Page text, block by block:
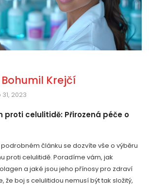
Bohumil Krejčí
2023
proti celulitidě: Přirozená péče o
článku se dozvíte vše o výběru
proti celulitidě. Poradíme vám, jak
a jaké jsou jeho přínosy pro zdraví
že boj s celulitidou nemusí být tak složitý,